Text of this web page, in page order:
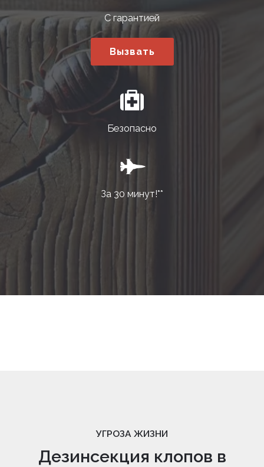
С гарантией
Вызвать
Безопасно
За 30 минут!**
УГРОЗА ЖИЗНИ
Дезинсекция клопов в